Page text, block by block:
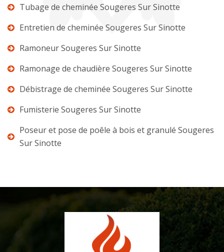
Tubage de cheminée Sougeres Sur Sinotte
Entretien de cheminée Sougeres Sur Sinotte
Ramoneur Sougeres Sur Sinotte
Ramonage de chaudière Sougeres Sur Sinotte
Débistrage de cheminée Sougeres Sur Sinotte
Fumisterie Sougeres Sur Sinotte
Poseur et pose de poêle à bois et granulé Sougeres
Sur Sinotte